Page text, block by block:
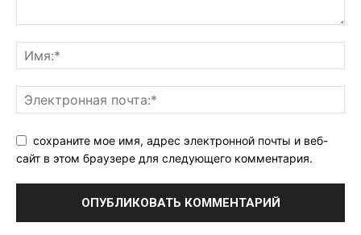
сохраните мое имя, адрес электронной почты и веб-
сайт в этом браузере для следующего комментария.